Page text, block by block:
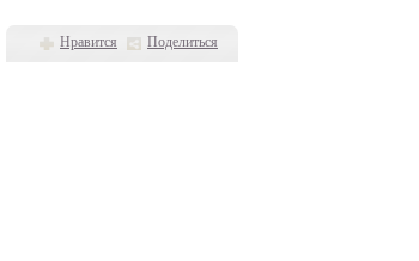
Нравится Поделиться